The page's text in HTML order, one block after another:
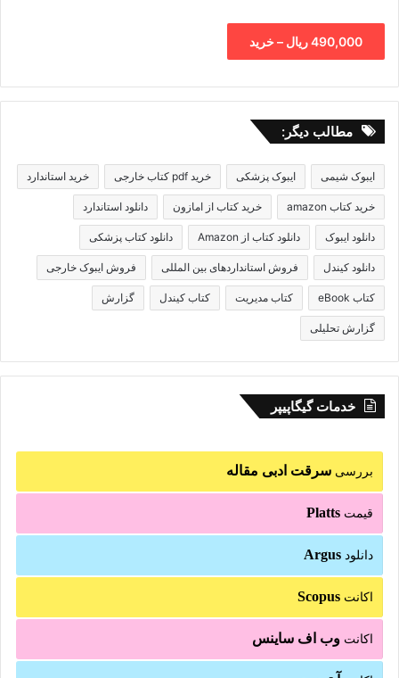
490,000 ریال – خرید
مطالب دیگر:
ایبوک شیمی ایبوک پزشکی خرید pdf کتاب خارجی خرید استاندارد
خرید کتاب amazon خرید کتاب از امازون دانلود استاندارد
دانلود ایبوک دانلود کتاب از Amazon دانلود کتاب پزشکی
دانلود کیندل فروش استانداردهای بین المللی فروش ایبوک خارجی
کتاب eBook کتاب مدیریت کتاب کیندل گزارش
گزارش تحلیلی
خدمات گیگاپیپر
بررسی سرقت ادبی مقاله
قیمت Platts
دانلود Argus
اکانت Scopus
اکانت وب اف ساینس